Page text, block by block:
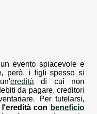
evento spiacevole e
però, i figli spesso si
eredità di cui non
da pagare, creditori
Per tutelarsi,
l'eredità con beneficio